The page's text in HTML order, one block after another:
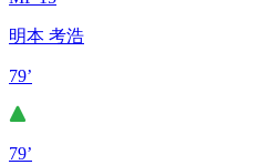
明本 考浩
79’
79’